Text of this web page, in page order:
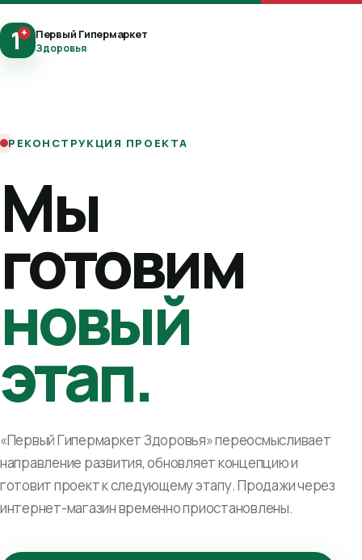
1+ Первый Гипермаркет
Здоровья
РЕКОНСТРУКЦИЯ ПРОЕКТА
Мы
готовим
новый
этап.
«Первый Гипермаркет Здоровья» переосмысливает
направление развития, обновляет концепцию и
готовит проект к следующему этапу. Продажи через
интернет-магазин временно приостановлены.